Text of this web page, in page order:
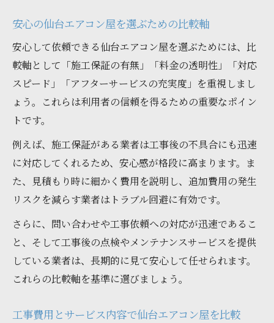
安心の仙台エアコン屋を選ぶための比較軸
安心して依頼できる仙台エアコン屋を選ぶためには、比
較軸として「施工保証の有無」「料金の透明性」「対応
スピード」「アフターサービスの充実度」を重視しまし
ょう。これらは利用者の信頼を得るための重要なポイン
トです。
例えば、施工保証がある業者は工事後の不具合にも迅速
に対応してくれるため、安心感が格段に高まります。ま
た、見積もり時に細かく費用を説明し、追加費用の発生
リスクを減らす業者はトラブル回避に有効です。
さらに、問い合わせや工事依頼への対応が迅速であるこ
と、そして工事後の点検やメンテナンスサービスを提供
している業者は、長期的に見て安心して任せられます。
これらの比較軸を基準に選びましょう。
工事費用とサービス内容で仙台エアコン屋を比較